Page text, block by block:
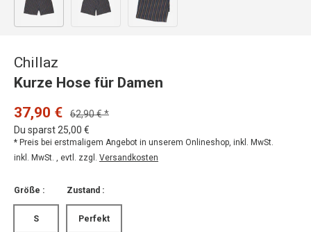
Bild 1 in Galerieansicht laden
Chillaz
Kurze Hose für Damen
37,90 €
62,90 € *
Du sparst 25,00 €
* Preis bei erstmaligem Angebot in unserem Onlineshop, inkl. MwSt.
inkl. MwSt. , evtl. zzgl. Versandkosten
Größe :
S
Zustand :
Perfekt